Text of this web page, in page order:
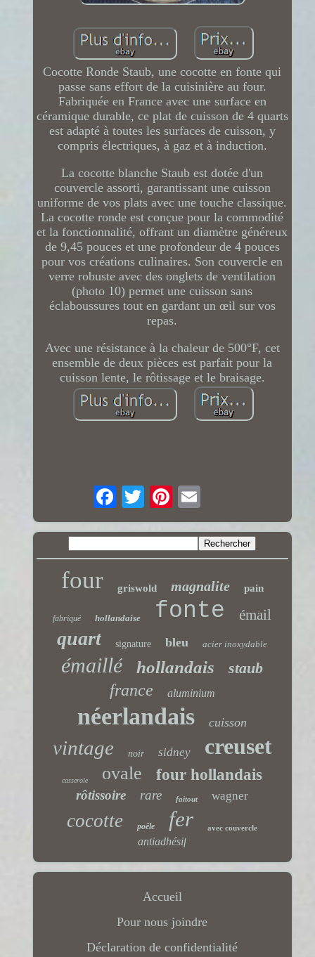
Cocotte Ronde Staub, une cocotte en fonte qui
passe sans effort de la cuisinière au four.
Fabriquée en France avec une surface en
céramique durable, ce plat de cuisson de 4 quarts
est adapté à toutes les surfaces de cuisson, y
compris électriques, à gaz et à induction.
La cocotte blanche Staub est dotée d'un
couvercle assorti, garantissant une cuisson
uniforme de vos plats avec une touche classique.
La cocotte ronde est conçue pour la commodité
et la fonctionnalité, offrant un diamètre généreux
de 9,45 pouces et une profondeur de 4 pouces
pour vos créations culinaires. Son couvercle en
verre robuste avec des onglets de ventilation
(photo 10) permet une cuisson sans
éclaboussures tout en gardant un œil sur vos
repas.
Avec une résistance à la chaleur de 500°F, cet
ensemble de deux pièces est parfait pour la
cuisson lente, le rôtissage et le braisage.
four griswold magnalite pain
fabriqué hollandaise fonte émail
quart signature bleu acier inoxydable
émaillé hollandais staub
france aluminium
néerlandais cuisson
vintage noir sidney creuset
casserole ovale four hollandais
rôtissoire rare faitout wagner
cocotte poêle fer avec couvercle
antiadhésif
Accueil
Pour nous joindre
Déclaration de confidentialité